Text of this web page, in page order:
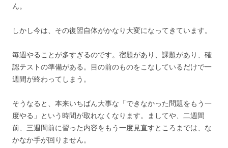
ん。
しかし今は、その復習自体がかなり大変になってきています。
毎週やることが多すぎるのです。宿題があり、課題があり、確
認テストの準備がある。目の前のものをこなしているだけで一
週間が終わってしまう。
そうなると、本来いちばん大事な「できなかった問題をもう一
度やる」という時間が取れなくなります。ましてや、二週間
前、三週間前に習った内容をもう一度見直すところまでは、な
かなか手が回りません。